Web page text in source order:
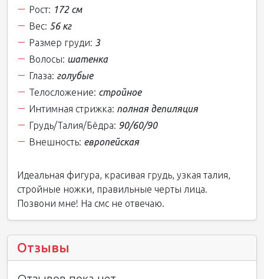
Рост: 172 см
Вес: 56 кг
Размер груди: 3
Волосы: шатенка
Глаза: голубые
Телосложение: стройное
Интимная стрижка: полная депиляция
Грудь/Талия/Бёдра: 90/60/90
Внешность: европейская
Идеальная фигура, красивая грудь, узкая талия,
стройные ножки, правильные черты лица.
Позвони мне! На смс не отвечаю.
Отзывы